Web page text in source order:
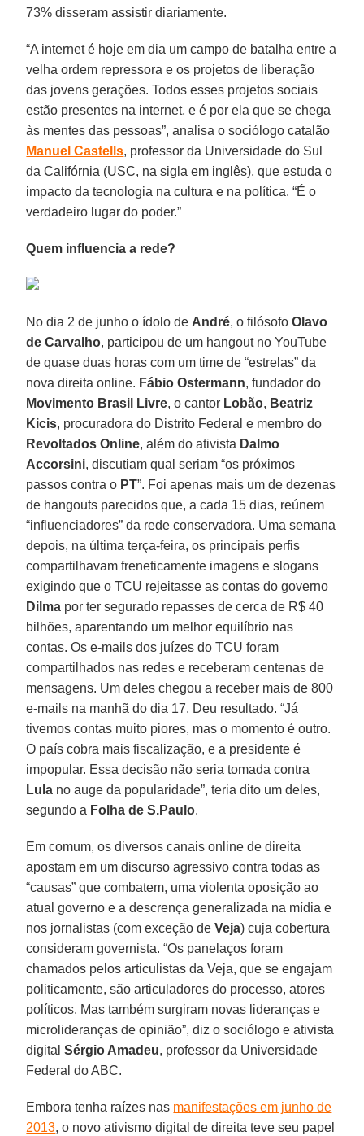
73% disseram assistir diariamente.
“A internet é hoje em dia um campo de batalha entre a
velha ordem repressora e os projetos de liberação
das jovens gerações. Todos esses projetos sociais
estão presentes na internet, e é por ela que se chega
às mentes das pessoas”, analisa o sociólogo catalão
Manuel Castells, professor da Universidade do Sul
da Califórnia (USC, na sigla em inglês), que estuda o
impacto da tecnologia na cultura e na política. “É o
verdadeiro lugar do poder.”
Quem influencia a rede?
No dia 2 de junho o ídolo de André, o filósofoOlavo
de Carvalho, participou de um hangout no YouTube
de quase duas horas com um time de “estrelas” da
nova direita online. Fábio Ostermann, fundador do
Movimento Brasil Livre, o cantor Lobão, Beatriz
Kicis, procuradora do Distrito Federal e membro do
Revoltados Online, além do ativista Dalmo
Accorsini, discutiam qual seriam “os próximos
passos contra o PT”. Foi apenas mais um de dezenas
de hangouts parecidos que, a cada 15 dias, reúnem
“influenciadores” da rede conservadora. Uma semana
depois, na última terça-feira, os principais perfis
compartilhavam freneticamente imagens e slogans
exigindo que o TCU rejeitasse as contas do governo
Dilma por ter segurado repasses de cerca de R$ 40
bilhões, aparentando um melhor equilíbrio nas
contas. Os e-mails dos juízes do TCU foram
compartilhados nas redes e receberam centenas de
mensagens. Um deles chegou a receber mais de 800
e-mails na manhã do dia 17. Deu resultado. “Já
tivemos contas muito piores, mas o momento é outro.
O país cobra mais fiscalização, e a presidente é
impopular. Essa decisão não seria tomada contra
Lula no auge da popularidade”, teria dito um deles,
segundo a Folha de S.Paulo.
Em comum, os diversos canais online de direita
apostam em um discurso agressivo contra todas as
“causas” que combatem, uma violenta oposição ao
atual governo e a descrença generalizada na mídia e
nos jornalistas (com exceção deVeja) cuja cobertura
consideram governista. “Os panelaços foram
chamados pelos articulistas da Veja, que se engajam
politicamente, são articuladores do processo, atores
políticos. Mas também surgiram novas lideranças e
microlideranças de opinião”, diz o sociólogo e ativista
digitalSérgio Amadeu, professor da Universidade
Federal do ABC.
Embora tenha raízes nas manifestações em junho de
2013, o novo ativismo digital de direita teve seu papel